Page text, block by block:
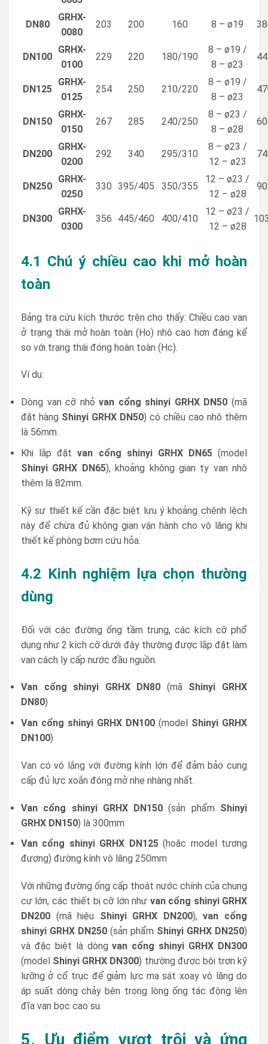
DN80
GRHX-
0080
203 200 160 8 – ø19
DN100
GRHX-
0100
229 220 180/190
8 – ø19 /
8 – ø23
DN125
GRHX-
0125
254 250 210/220
8 – ø19 /
8 – ø23
DN150
GRHX-
0150
267 285 240/250
8 – ø23 /
8 – ø28
DN200
GRHX-
0200
292 340 295/310
8 – ø23 /
12 – ø23
DN250
GRHX-
0250
330 395/405 350/355
12 – ø23 /
12 – ø28
DN300
GRHX-
0300
356 445/460 400/410
12 – ø23 /
12 – ø28
4.1 Chú ý chiều cao khi mở hoàn
toàn
Bảng tra cứu kích thước trên cho thấy: Chiều cao van
ở trạng thái mở hoàn toàn (Ho) nhô cao hơn đáng kể
so với trạng thái đóng hoàn toàn (Hc).
Ví dụ:
Dòng van cỡ nhỏvan cổng shinyi GRHX DN50 (mã
đặt hàng Shinyi GRHX DN50) có chiều cao nhô thêm
là 56mm.
Khi lắp đặtvan cổng shinyi GRHX DN65(model
Shinyi GRHX DN65), khoảng không gian ty van nhô
thêm là 82mm.
Kỹ sư thiết kế cần đặc biệt lưu ý khoảng chênh lệch
này để chừa đủ không gian vận hành cho vô lăng khi
thiết kế phòng bơm cứu hỏa.
4.2 Kinh nghiệm lựa chọn thường
dùng
Đối với các đường ống tầm trung, các kích cỡ phổ
dụng như 2 kích cỡ dưới đây thường được lắp đặt làm
van cách ly cấp nước đầu nguồn.
Van cổng shinyi GRHX DN80 (mã Shinyi GRHX
DN80)
Van cổng shinyi GRHX DN100 (model Shinyi GRHX
DN100)
Van có vô lắng với đường kính lớn để đảm bảo cung
cấp đủ lực xoắn đóng mở nhẹ nhàng nhất.
Van cổng shinyi GRHX DN150 (sản phẩm Shinyi
GRHX DN150) là 300mm
Van cổng shinyi GRHX DN125(hoặc model tương
đương) đường kính vô lăng 250mm
Với những đường ống cấp thoát nước chính của chung
cư lớn, các thiết bị cỡ lớn như van cổng shinyi GRHX
DN200 (mã hiệu Shinyi GRHX DN200),van cổng
shinyi GRHX DN250 (sản phẩm Shinyi GRHX DN250)
và đặc biệt là dòngvan cổng shinyi GRHX DN300
(model Shinyi GRHX DN300) thường được bôi trơn kỹ
lưỡng ở cổ trục để giảm lực ma sát xoay vô lăng do
áp suất dòng chảy bên trong lòng ống tác động lên
đĩa van bọc cao su.
5. Ưu điểm vượt trội và ứng